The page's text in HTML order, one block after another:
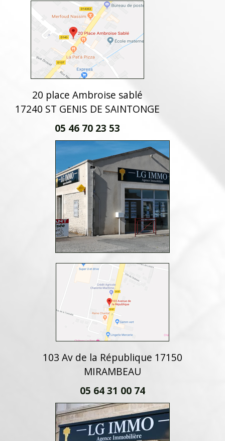
20 place Ambroise sablé
17240 ST GENIS DE SAINTONGE
05 46 70 23 53
103 Av de la République 17150
MIRAMBEAU
05 64 31 00 74